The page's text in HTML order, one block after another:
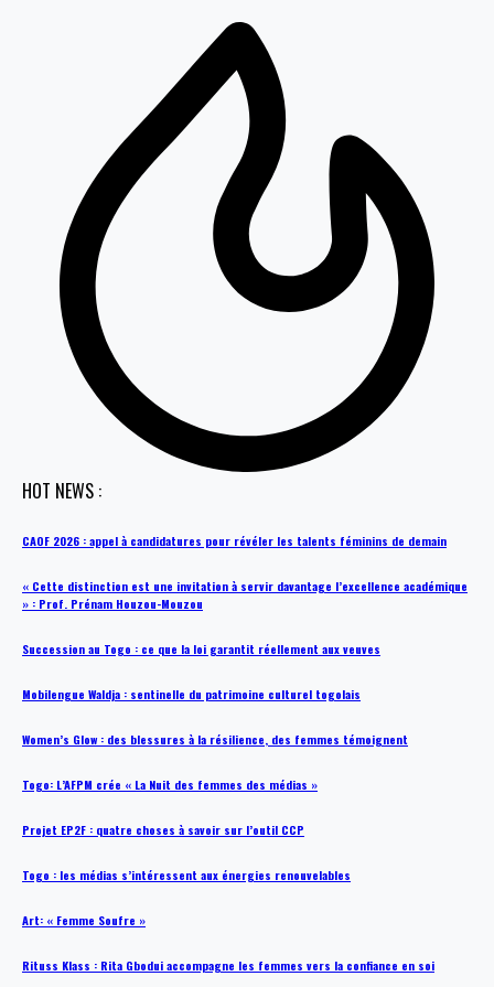
HOT NEWS :
CAOF 2026 : appel à candidatures pour révéler les talents féminins de demain
« Cette distinction est une invitation à servir davantage l’excellence académique
» : Prof. Prénam Houzou-Mouzou
Succession au Togo : ce que la loi garantit réellement aux veuves
Mobilengue Waldja : sentinelle du patrimoine culturel togolais
Women’s Glow : des blessures à la résilience, des femmes témoignent
Togo: L’AFPM crée « La Nuit des femmes des médias »
Projet EP2F : quatre choses à savoir sur l’outil CCP
Togo : les médias s’intéressent aux énergies renouvelables
Art: « Femme Soufre »
Rituss Klass : Rita Gbodui accompagne les femmes vers la confiance en soi